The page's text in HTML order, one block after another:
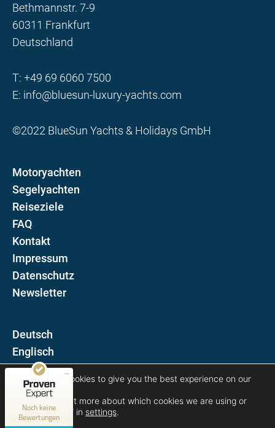
Bethmannstr. 7-9
60311 Frankfurt
Deutschland
T: +49 69 6060 7500
E: info@bluesun-luxury-yachts.com
©2022 BlueSun Yachts & Holidays GmbH
Motoryachten
Segelyachten
Reiseziele
FAQ
Kontakt
Impressum
Datenschutz
Newsletter
D
E
Folgen Sie uns auf
We are using cookies to give you the best experience on our
website.
You can find out more about which cookies we are using or
switch them off in settings.
Noch keine
Bewertungen
MANGELHAFT
0,00 / 5,00